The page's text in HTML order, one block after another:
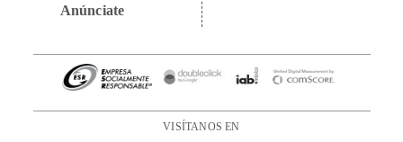
Anúnciate
VISÍTANOS EN